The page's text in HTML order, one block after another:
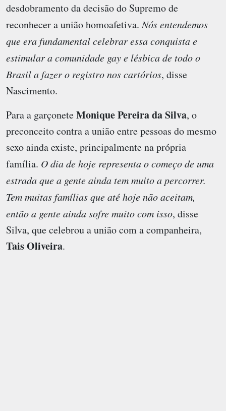
desdobramento da decisão do Supremo de
reconhecer a união homoafetiva.Nós entendemos
que era fundamental celebrar essa conquista e
estimular a comunidade gay e lésbica de todo o
Brasil a fazer o registro nos cartórios, disse
Nascimento.
Para a garçoneteMonique Pereira da Silva, o
preconceito contra a união entre pessoas do mesmo
sexo ainda existe, principalmente na própria
família. O dia de hoje representa o começo de uma
estrada que a gente ainda tem muito a percorrer.
Tem muitas famílias que até hoje não aceitam,
então a gente ainda sofre muito com isso, disse
Silva, que celebrou a união com a companheira,
Tais Oliveira.